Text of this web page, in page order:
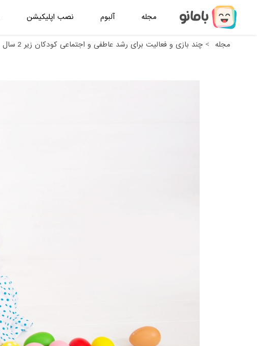
مجله آلبوم نصب اپلیکیشن
مجله چند بازی و فعالیت برای رشد عاطفی و اجتماعی کودکان زیر 2 سال